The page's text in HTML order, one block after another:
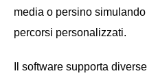
media o persino
percorsi personalizzati.
Il software supporta